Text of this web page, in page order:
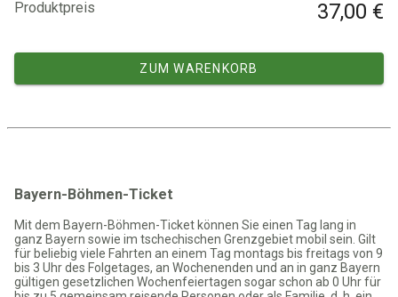
Produktpreis 37,00 €
ZUM WARENKORB
Bayern-Böhmen-Ticket
Mit dem Bayern-Böhmen-Ticket können Sie einen Tag lang in
ganz Bayern sowie im tschechischen Grenzgebiet mobil sein. Gilt
für beliebig viele Fahrten an einem Tag montags bis freitags von 9
bis 3 Uhr des Folgetages, an Wochenenden und an in ganz Bayern
gültigen gesetzlichen Wochenfeiertagen sogar schon ab 0 Uhr für